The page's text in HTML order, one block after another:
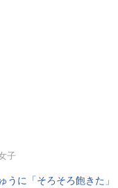
子
うに「そろそろ飽きた」